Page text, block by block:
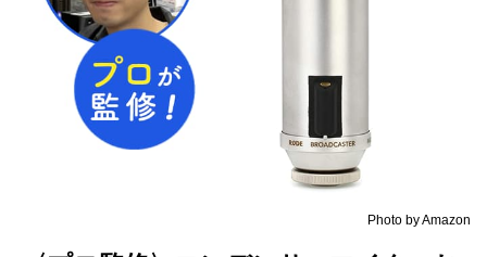
Photo by Amazon